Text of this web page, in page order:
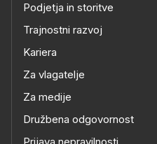
Podjetja in storitve
Trajnostni razvoj
Kariera
Za vlagatelje
Za medije
Družbena odgovornost